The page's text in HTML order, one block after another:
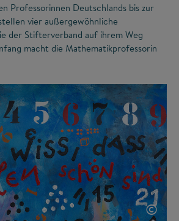
Professorinnen Deutschlands bis zur
vier außergewöhnliche
der Stifterverband auf ihrem Weg
macht die Mathematikprofessorin
©